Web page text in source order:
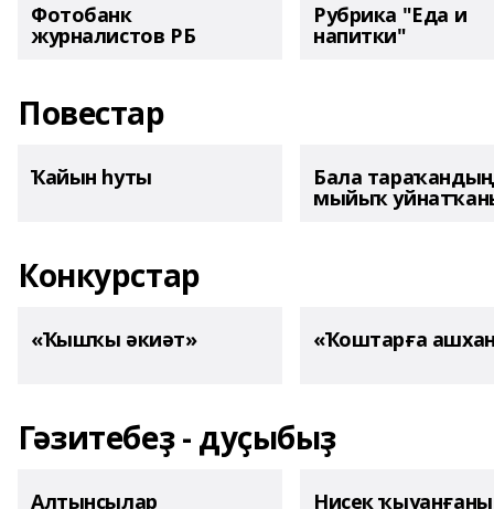
Фотобанк
журналистов РБ
Рубрика "Еда и
напитки"
Повестар
Ҡайын һуты Бала тараҡандың
мыйыҡ
Конкурстар
«Ҡышҡы әкиәт» «Ҡоштарға
Гәзитебеҙ - дуҫыбыҙ
Алтынсылар Нисек